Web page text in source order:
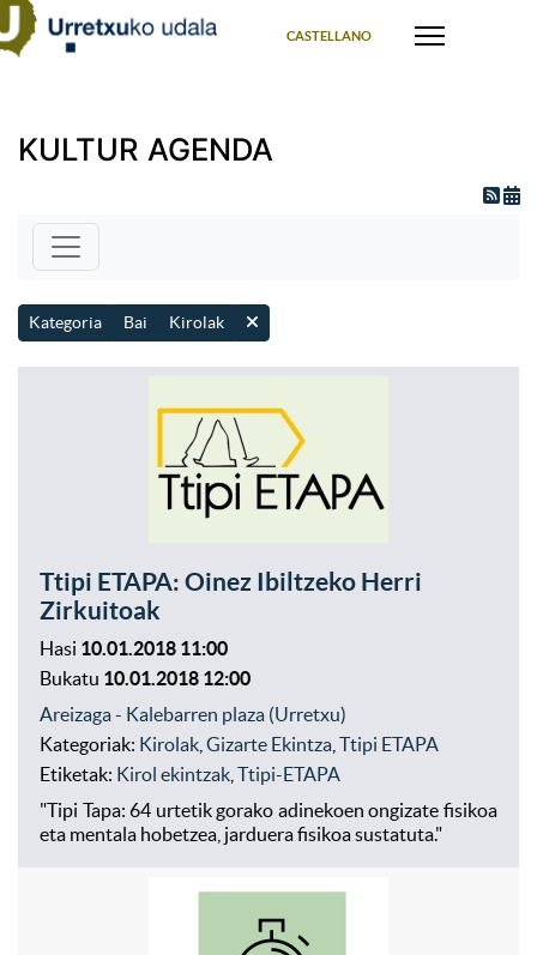
CASTELLANO
KULTUR AGENDA
Kategoria Bai Kirolak
Ttipi ETAPA: Oinez Ibiltzeko Herri
Zirkuitoak
Hasi 10.01.2018 11:00
Bukatu 10.01.2018 12:00
Areizaga - Kalebarren plaza (Urretxu)
Kategoriak: Kirolak Gizarte Ekintza Ttipi ETAPA
Etiketak: Kirol ekintzak Ttipi-ETAPA
"Tipi Tapa: 64 urtetik gorako adinekoen ongizate fisikoa
eta mentala hobetzea, jarduera fisikoa sustatuta."